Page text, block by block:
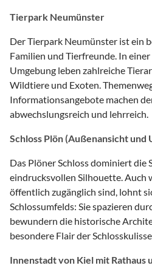
Tierpark Neumünster
Der Tierpark Neumünster ist ein
Familien und Tierfreunde. In
Umgebung leben zahlreiche
Wildtiere und Exoten.
Informationsangebote machen
abwechslungsreich und lehrreich.
Schloss Plön (Außenansicht und
Das Plöner Schloss dominiert die
eindrucksvollen Silhouette. Auch
öffentlich zugänglich sind, lohnt
Schlossumfelds: Sie spazieren
bewundern die historische
besondere Flair der
Innenstadt von Kiel mit Rathaus